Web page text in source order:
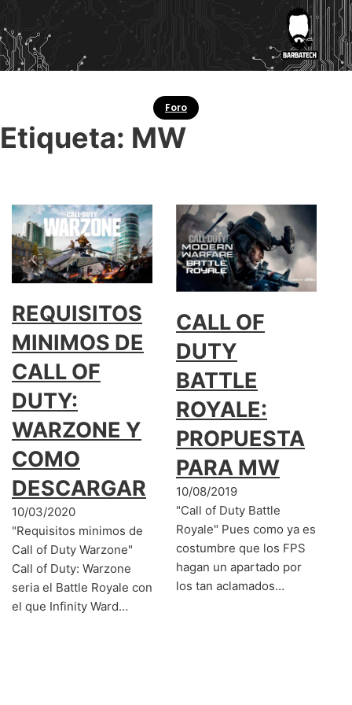
Foro
Etiqueta: MW
REQUISITOS
MINIMOS DE
CALL OF
DUTY:
WARZONE Y
COMO
DESCARGAR
10/03/2020
"Requisitos minimos de
Call of Duty Warzone"
Call of Duty: Warzone
seria el Battle Royale con
el que Infinity Ward…
CALL OF
DUTY
BATTLE
ROYALE:
PROPUESTA
PARA MW
10/08/2019
"Call of Duty Battle
Royale" Pues como ya es
costumbre que los FPS
hagan un apartado por
los tan aclamados…